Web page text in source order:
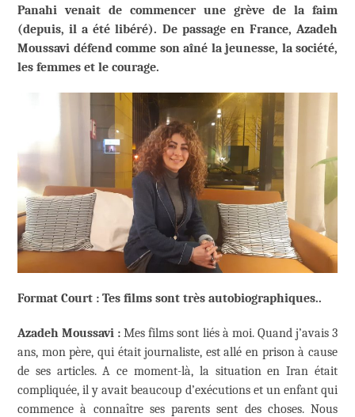
Panahi venait de commencer une grève de la faim
(depuis, il a été libéré). De passage en France, Azadeh
Moussavi défend comme son aîné la jeunesse, la société,
les femmes et le courage.
Format Court : Tes films sont très autobiographiques..
Azadeh Moussavi : Mes films sont liés à moi. Quand j’avais 3
ans, mon père, qui était journaliste, est allé en prison à cause
de ses articles. A ce moment-là, la situation en Iran était
compliquée, il y avait beaucoup d’exécutions et un enfant qui
commence à connaître ses parents sent des choses. Nous